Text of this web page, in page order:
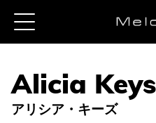
アリシア・キーズ